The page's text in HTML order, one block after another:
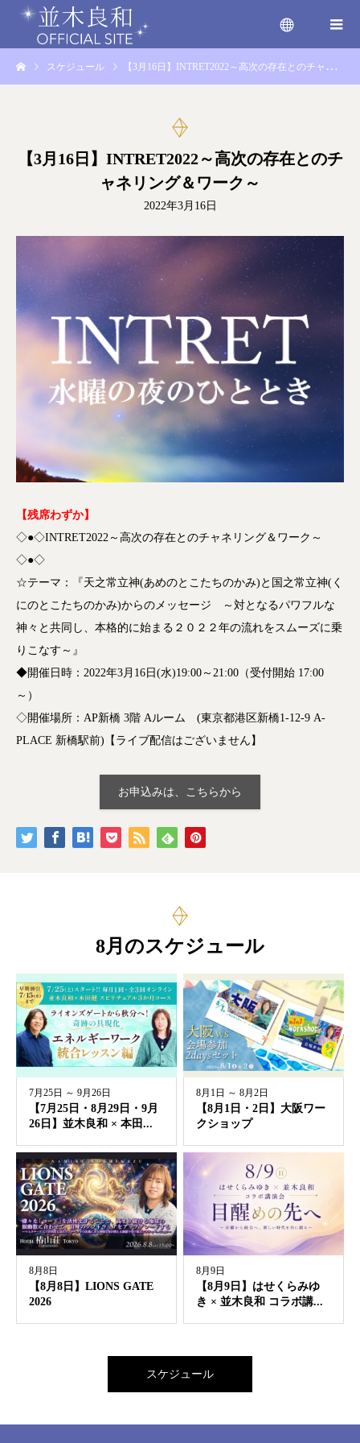
menu
スケジュール 【3月16日】INTRET2022～高次の存在とのチャネリング＆ワーク～
【3月16日】INTRET2022～高次の存在とのチ
ャネリング＆ワーク～
2022年3月16日
【残席わずか】
◇●◇INTRET2022～高次の存在とのチャネリング＆ワーク～
◇●◇
☆テーマ：『天之常立神(あめのとこたちのかみ)と国之常立神(く
にのとこたちのかみ)からのメッセージ ～対となるパワフルな
神々と共同し、本格的に始まる２０２２年の流れをスムーズに乗
りこなす～』
◆開催日時：2022年3月16日(水)19:00～21:00（受付開始 17:00
～）
◇開催場所：AP新橋 3階 Aルーム (東京都港区新橋1-12-9 A-
PLACE 新橋駅前)【ライブ配信はございません】
お申込みは、こちらから
8月のスケジュール
7月25日 ～ 9月26日
【7月25日・8月29日・9月
26日】並木良和 × 本田...
8月1日 ～ 8月2日
【8月1日・2日】大阪ワー
クショップ
8月8日
【8月8日】LIONS GATE
2026
8月9日
【8月9日】はせくらみゆ
き × 並木良和 コラボ講...
スケジュール